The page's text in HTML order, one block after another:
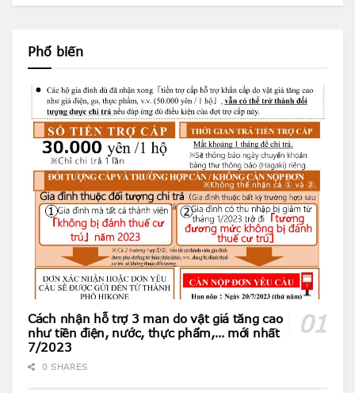
Phổ biến
Cách nhận hỗ trợ 3 man do vật giá tăng cao
như tiền điện, nước, thực phẩm,… mới nhất
7/2023
0 SHARES